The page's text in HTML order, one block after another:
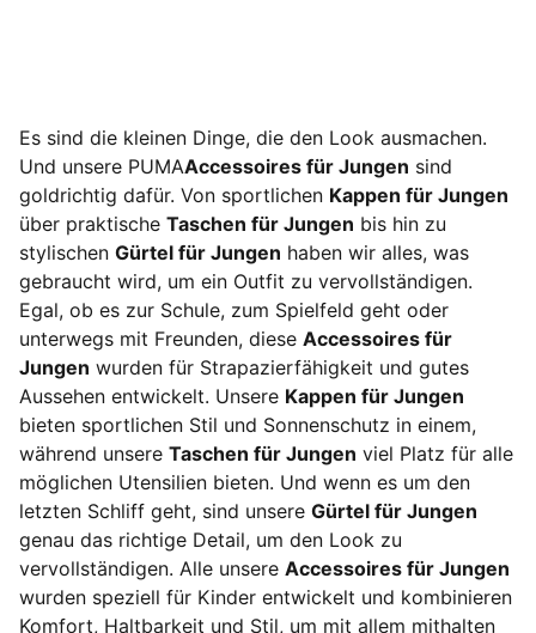
Es sind die kleinen Dinge, die den Look ausmachen.
Und unsere PUMAAccessoires für Jungen sind
goldrichtig dafür. Von sportlichen Kappen für Jungen
über praktische Taschen für Jungen bis hin zu
stylischen Gürtel für Jungen haben wir alles, was
gebraucht wird, um ein Outfit zu vervollständigen.
Egal, ob es zur Schule, zum Spielfeld geht oder
unterwegs mit Freunden, diese Accessoires für
Jungen wurden für Strapazierfähigkeit und gutes
Aussehen entwickelt. Unsere Kappen für Jungen
bieten sportlichen Stil und Sonnenschutz in einem,
während unsere Taschen für Jungen viel Platz für alle
möglichen Utensilien bieten. Und wenn es um den
letzten Schliff geht, sind unsere Gürtel für Jungen
genau das richtige Detail, um den Look zu
vervollständigen. Alle unsere Accessoires für Jungen
wurden speziell für Kinder entwickelt und kombinieren
Komfort, Haltbarkeit und Stil, um mit allem mithalten